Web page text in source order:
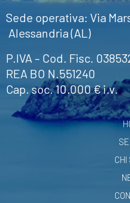
Sede operativa: Via
Alessandria (AL)
P.IVA – Cod. Fisc.
REA BO N.551240
Cap. soc. 10.000 € i.v.
CHI